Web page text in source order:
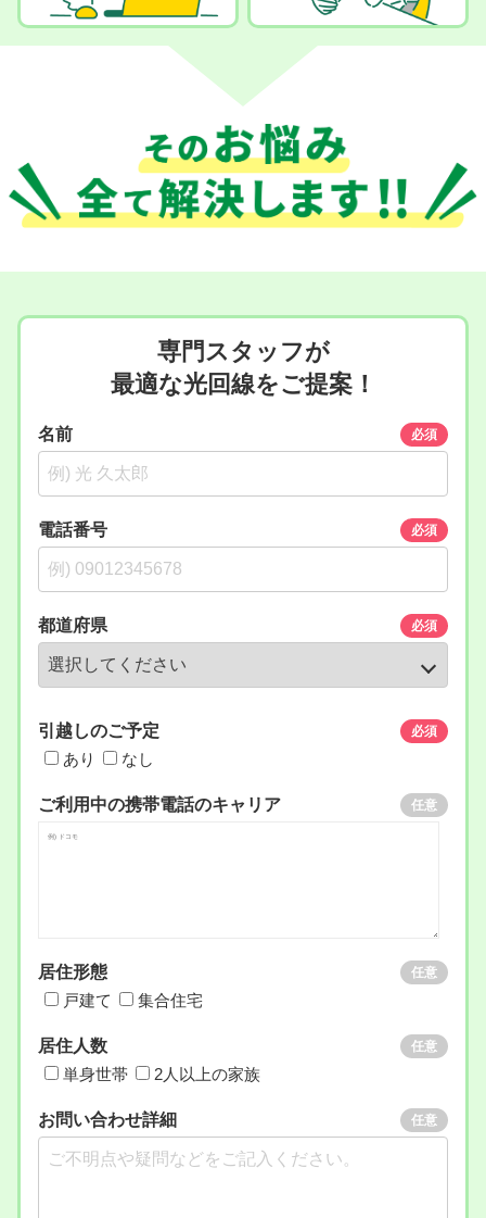
専門スタッフが
最適な光回線をご提案！
名前 必須
電話番号 必須
都道府県 必須
引越しのご予定 必須
あり なし
ご利用中の携帯電話のキャリア 任意
居住形態 任意
戸建て 集合住宅
居住人数 任意
単身世帯 2人以上の家族
お問い合わせ詳細 任意